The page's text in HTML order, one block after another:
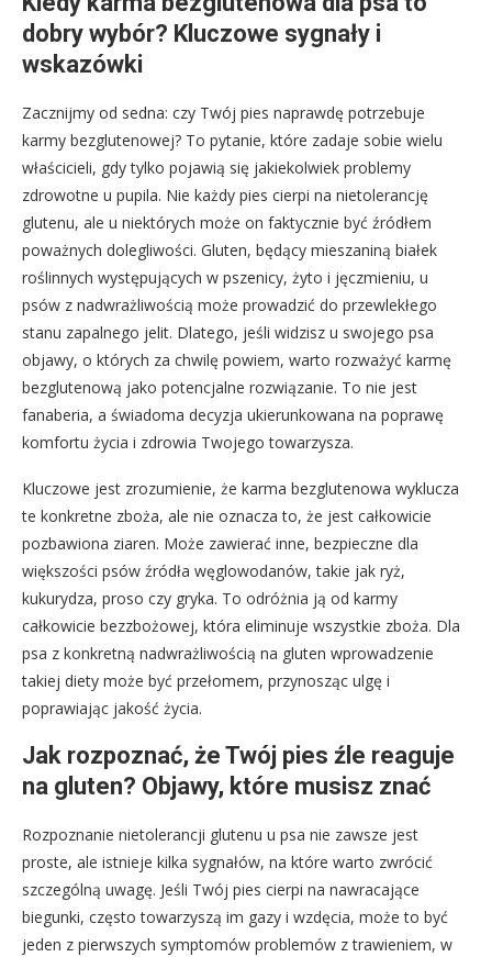
dobry wybór? Kluczowe sygnały i
wskazówki
Zacznijmy od sedna: czy Twój pies naprawdę potrzebuje
karmy bezglutenowej? To pytanie, które zadaje sobie wielu
właścicieli, gdy tylko pojawią się jakiekolwiek problemy
zdrowotne u pupila. Nie każdy pies cierpi na nietolerancję
glutenu, ale u niektórych może on faktycznie być źródłem
poważnych dolegliwości. Gluten, będący mieszaniną białek
roślinnych występujących w pszenicy, żyto i jęczmieniu, u
psów z nadwrażliwością może prowadzić do przewlekłego
stanu zapalnego jelit. Dlatego, jeśli widzisz u swojego psa
objawy, o których za chwilę powiem, warto rozważyć karmę
bezglutenową jako potencjalne rozwiązanie. To nie jest
fanaberia, a świadoma decyzja ukierunkowana na poprawę
komfortu życia i zdrowia Twojego towarzysza.
Kluczowe jest zrozumienie, że karma bezglutenowa wyklucza
te konkretne zboża, ale nie oznacza to, że jest całkowicie
pozbawiona ziaren. Może zawierać inne, bezpieczne dla
większości psów źródła węglowodanów, takie jak ryż,
kukurydza, proso czy gryka. To odróżnia ją od karmy
całkowicie bezzbożowej, która eliminuje wszystkie zboża. Dla
psa z konkretną nadwrażliwością na gluten wprowadzenie
takiej diety może być przełomem, przynosząc ulgę i
poprawiając jakość życia.
Jak rozpoznać, że Twój pies źle reaguje
na gluten? Objawy, które musisz znać
Rozpoznanie nietolerancji glutenu u psa nie zawsze jest
proste, ale istnieje kilka sygnałów, na które warto zwrócić
szczególną uwagę. Jeśli Twój pies cierpi na nawracające
biegunki, często towarzyszą im gazy i wzdęcia, może to być
jeden z pierwszych symptomów problemów z trawieniem, w